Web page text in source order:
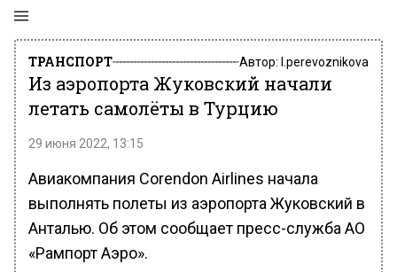
ТРАНСПОРТ Автор: l.perevoznikova
Из аэропорта Жуковский начали
летать самолёты в Турцию
29 июня 2022, 13:15
Авиакомпания Corendon Airlines начала
выполнять полеты из аэропорта Жуковский в
Анталью. Об этом сообщает пресс-служба АО
«Рампорт Аэро».